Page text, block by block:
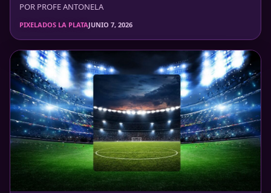
POR PROFE ANTONELA
PIXELADOS LA PLATAJUNIO 7, 2026